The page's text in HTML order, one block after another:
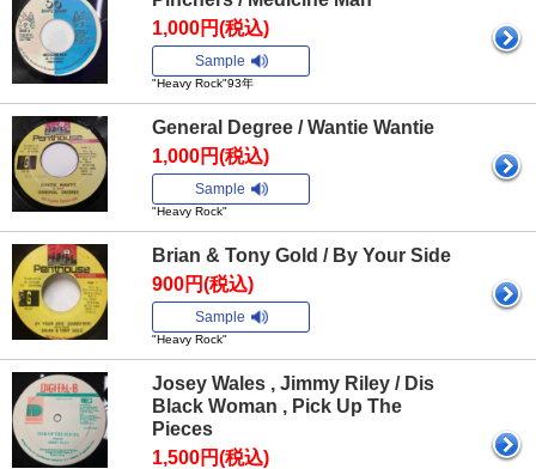
1,000円(税込)
Sample
"Heavy Rock"93年
General Degree / Wantie Wantie
1,000円(税込)
Sample
"Heavy Rock"
Brian & Tony Gold / By Your Side
900円(税込)
Sample
"Heavy Rock"
Josey Wales , Jimmy Riley / Dis
Black Woman , Pick Up The
Pieces
1,500円(税込)